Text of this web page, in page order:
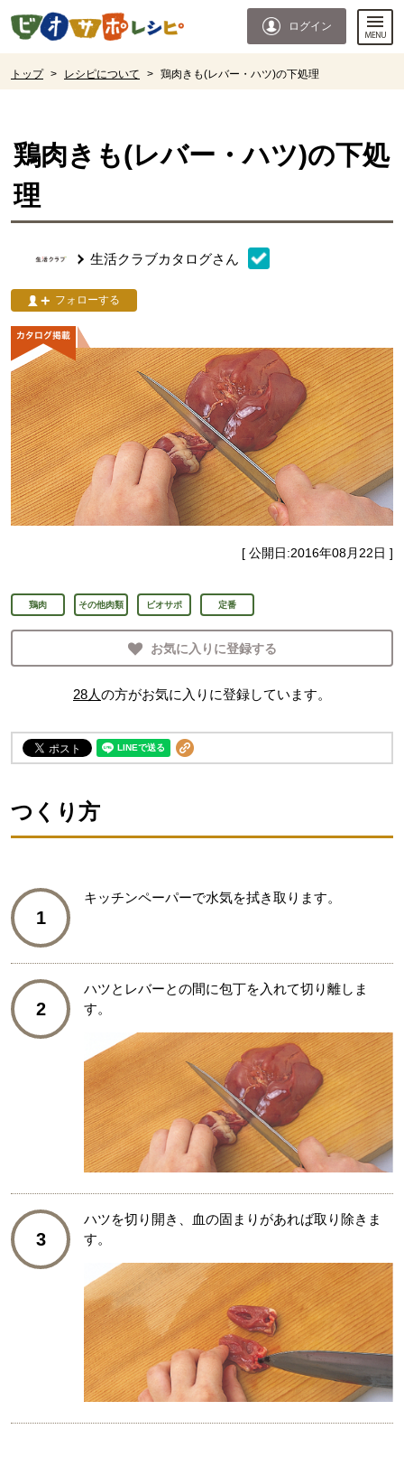
ページの先頭です。
ログイン
トップ > レシピについて > 鶏肉きも(レバー・ハツ)の下処理
鶏肉きも(レバー・ハツ)の下処
理
生活クラブカタログさん
フォローする
[ 公開日:2016年08月22日 ]
鶏肉 その他肉類 ビオサポ 定番
お気に入りに登録する
28人の方がお気に入りに登録しています。
つくり方
1
キッチンペーパーで水気を拭き取ります。
2
ハツとレバーとの間に包丁を入れて切り離しま
す。
3
ハツを切り開き、血の固まりがあれば取り除きま
す。